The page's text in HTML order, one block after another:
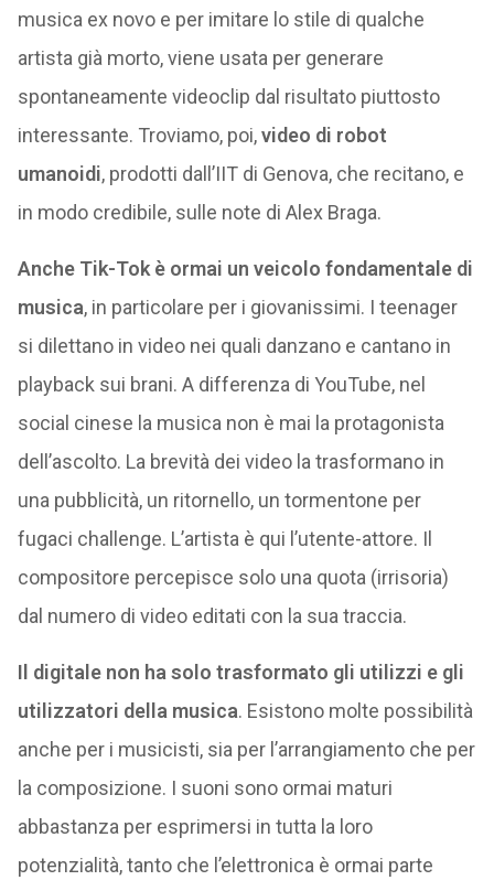
musica ex novo e per imitare lo stile di qualche
artista già morto, viene usata per generare
spontaneamente videoclip dal risultato piuttosto
interessante. Troviamo, poi,video di robot
umanoidi, prodotti dall’IIT di Genova, che recitano, e
in modo credibile, sulle note di Alex Braga.
Anche Tik-Tok è ormai un veicolo fondamentale di
musica, in particolare per i giovanissimi. I teenager
si dilettano in video nei quali danzano e cantano in
playback sui brani. A differenza di YouTube, nel
social cinese la musica non è mai la protagonista
dell’ascolto. La brevità dei video la trasformano in
una pubblicità, un ritornello, un tormentone per
fugaci challenge. L’artista è qui l’utente-attore. Il
compositore percepisce solo una quota (irrisoria)
dal numero di video editati con la sua traccia.
Il digitale non ha solo trasformato gli utilizzi e gli
utilizzatori della musica. Esistono molte possibilità
anche per i musicisti, sia per l’arrangiamento che per
la composizione. I suoni sono ormai maturi
abbastanza per esprimersi in tutta la loro
potenzialità, tanto che l’elettronica è ormai parte